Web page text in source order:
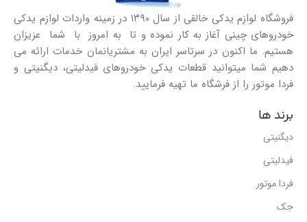
فروشگاه لوازم یدکی خالقی از سال ۱۳۹۰ در زمینه واردات لوازم یدکی
خودروهای چینی آغاز به کار نموده و تا به امروز با شما عزیزان
هستیم. ما اکنون در سرتاسر ایران به مشتریانمان خدمات ارائه می
دهیم شما میتوانید قطعات یدکی خودروهای فیدلیتی، دیگنیتی و
فردا موتور را از فرشگاه ما تهیه فرمایید.
برند ها
دیگنیتی
فیدلیتی
فردا موتور
جک